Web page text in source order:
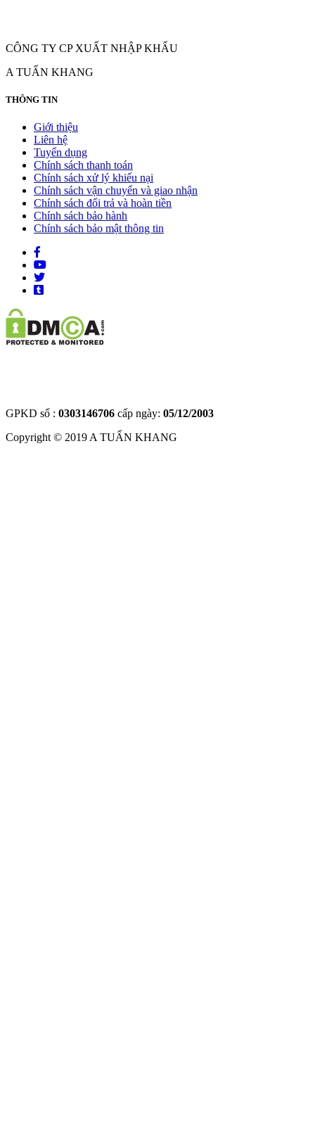
CÔNG TY CP XUẤT NHẬP KHẨU
A TUẤN KHANG
THÔNG TIN
Giới thiệu
Liên hệ
Tuyển dụng
Chính sách thanh toán
Chính sách xử lý khiếu nại
Chính sách vận chuyển và giao nhận
Chính sách đổi trả và hoàn tiền
Chính sách bảo hành
Chính sách bảo mật thông tin
GPKD số : 0303146706 cấp ngày: 05/12/2003
Copyright © 2019 A TUẤN KHANG